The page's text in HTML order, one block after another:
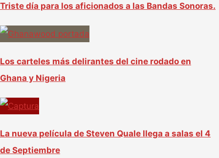
Triste día para los aficionados a las Bandas Sonoras.
Los carteles más delirantes del cine rodado en
Ghana y Nigeria
La nueva película de Steven Quale llega a salas el 4
de Septiembre